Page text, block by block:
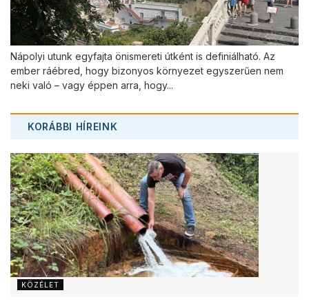
Nápolyi utunk egyfajta önismereti útként is definiálható. Az
ember ráébred, hogy bizonyos környezet egyszerűen nem
neki való – vagy éppen arra, hogy...
KORÁBBI HÍREINK
KÖZÉLET